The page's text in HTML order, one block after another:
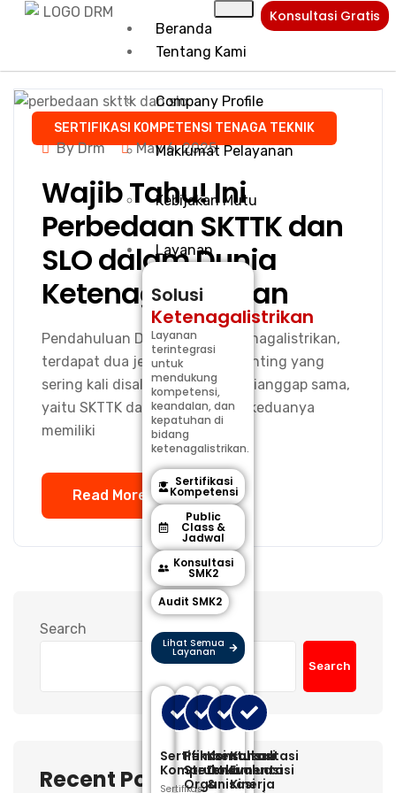
Beranda
Tentang Kami
Company Profile
Maklumat Pelayanan
Kebijakan Mutu
Layanan
Solusi
Ketenagalistrikan
Layanan
terintegrasi
untuk
mendukung
kompetensi,
keandalan, dan
kepatuhan di
bidang
ketenagalistrikan.
Sertifikasi
Kompetensi
Public
Class &
Jadwal
Konsultasi
SMK2
Audit SMK2
Lihat Semua
Layanan
Sertifikasi
Kompetensi
Sertifikasi
Pembentukan
Struktur
Organisasi
Konsultasi
Dokumentasi
&
Konsultasi
Evaluasi
Kinerja
Konsultasi Gratis
SERTIFIKASI KOMPETENSI TENAGA TEKNIK
By Drm May 6, 2025
Wajib Tahu! Ini
Perbedaan SKTTK dan
SLO dalam Dunia
Ketenagalistrikan
Pendahuluan Dalam dunia ketenagalistrikan,
terdapat dua jenis sertifikasi penting yang
sering kali disalahartikan atau dianggap sama,
yaitu SKTTK dan SLO. Padahal, keduanya
memiliki
Read More
Search
Search
Recent Posts